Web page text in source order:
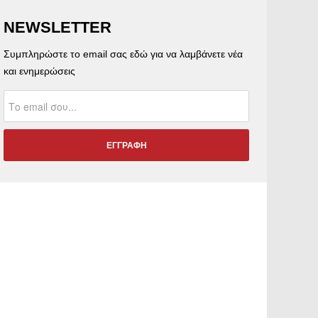
NEWSLETTER
Συμπληρώστε το email σας εδώ για να λαμβάνετε νέα
και ενημερώσεις